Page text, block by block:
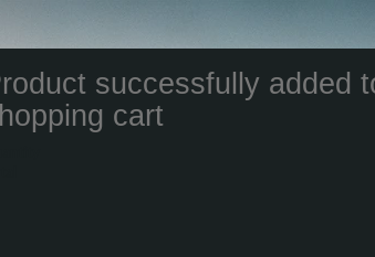
successfully added
cart